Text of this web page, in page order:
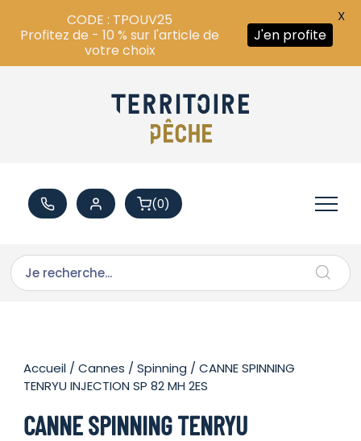
(0)
Accueil /Cannes /Spinning / CANNE SPINNING
TENRYU INJECTION SP 82 MH 2ES
CANNE SPINNING TENRYU
CODE : TPOUV25
Profitez de - 10 % sur l'article de
votre choix
J'en profite
X